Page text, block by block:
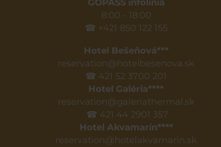
GOPASS infolinia
8:00 - 18:00
☎ +421 850 122 155
Hotel Bešeňová***
reservation@hotelbesenova.sk
☎ 421 52 3700 201
Hotel Galéria****
reservation@galeriathermal.sk
☎ 421 44 2901 357
Hotel Akvamarín****
reservation@hotelakvamarin.sk